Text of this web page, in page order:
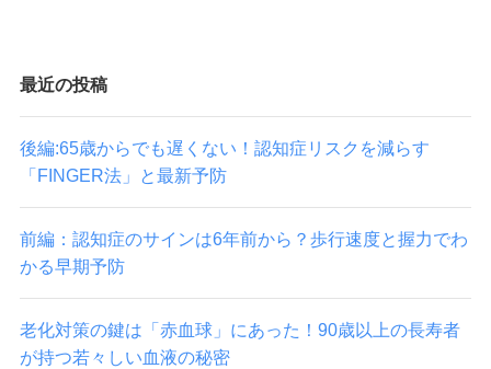
最近の投稿
後編:65歳からでも遅くない！認知症リスクを減らす
「FINGER法」と最新予防
前編：認知症のサインは6年前から？歩行速度と握力でわ
かる早期予防
老化対策の鍵は「赤血球」にあった！90歳以上の長寿者
が持つ若々しい血液の秘密